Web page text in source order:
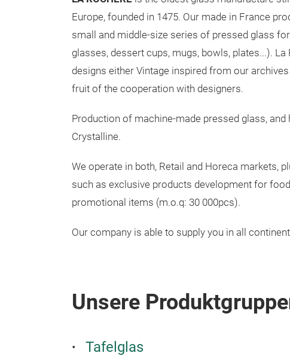
Europe, founded in 1475. Our made in France
small and middle-size series of pressed glass
glasses, dessert cups, mugs, bowls, plates...). La
designs either Vintage inspired from our
fruit of the cooperation with designers.
Production of machine-made pressed glass, and
Crystalline.
We operate in both, Retail and Horeca markets,
such as exclusive products development for
promotional items (m.o.q: 30 000pcs).
Our company is able to supply you in all
Unsere
Tafelglas